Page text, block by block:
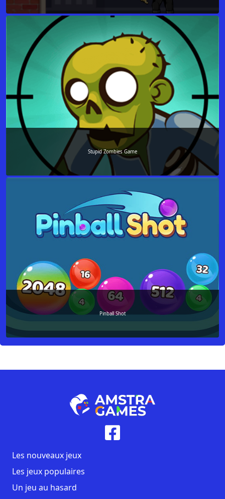
Stupid Zombies Game
Pinball Shot
Les nouveaux jeux
Les jeux populaires
Un jeu au hasard